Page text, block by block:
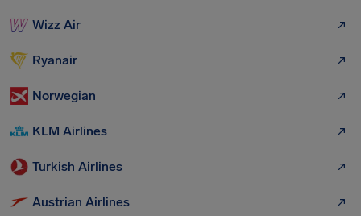
Wizz Air
Ryanair
Norwegian
KLM Airlines
Turkish Airlines
Austrian Airlines